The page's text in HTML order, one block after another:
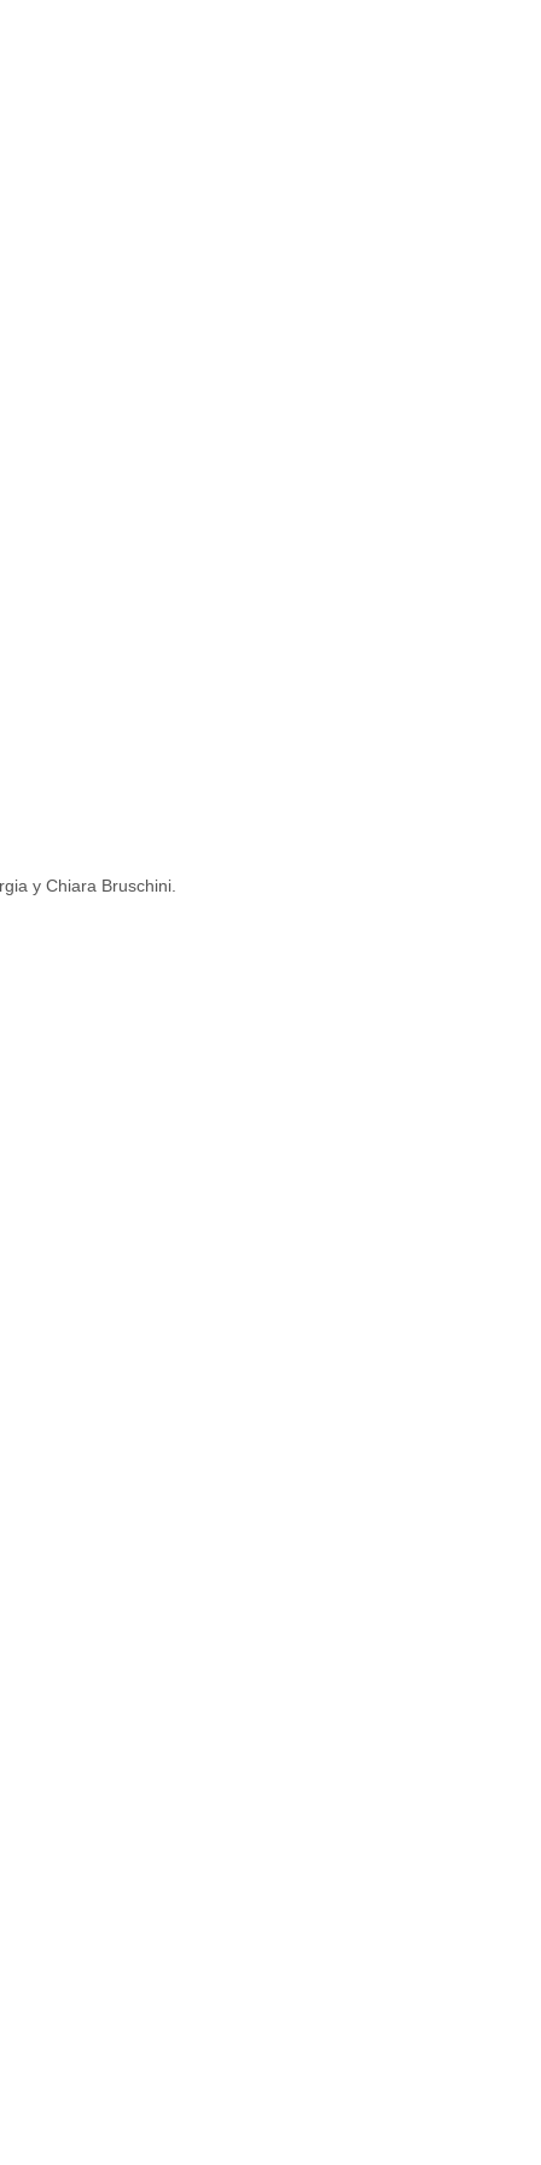
y Chiara Bruschini.